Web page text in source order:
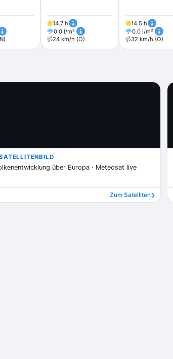
14.7 h
0.0 l/m²
24 km/h (O)
14.5 h
0.0 l/m²
32 km/h (O)
über Europa · Meteosat live
Zum Satelliten